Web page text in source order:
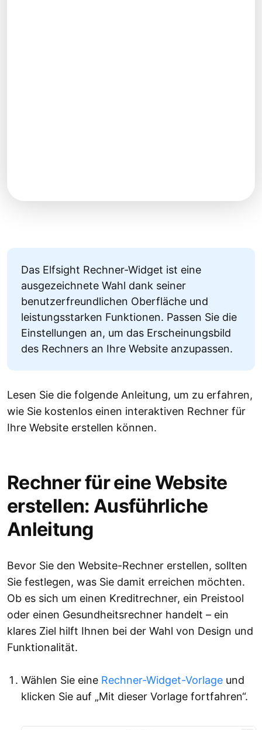
Das Elfsight Rechner-Widget ist eine
ausgezeichnete Wahl dank seiner
benutzerfreundlichen Oberfläche und
leistungsstarken Funktionen. Passen Sie die
Einstellungen an, um das Erscheinungsbild
des Rechners an Ihre Website anzupassen.
Lesen Sie die folgende Anleitung, um zu erfahren,
wie Sie kostenlos einen interaktiven Rechner für
Ihre Website erstellen können.
Rechner für eine Website
erstellen: Ausführliche
Anleitung
Bevor Sie den Website-Rechner erstellen, sollten
Sie festlegen, was Sie damit erreichen möchten.
Ob es sich um einen Kreditrechner, ein Preistool
oder einen Gesundheitsrechner handelt – ein
klares Ziel hilft Ihnen bei der Wahl von Design und
Funktionalität.
Wählen Sie eine Rechner-Widget-Vorlage und
klicken Sie auf „Mit dieser Vorlage fortfahren“.